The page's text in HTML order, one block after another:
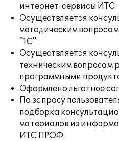
интернет-сервисы ИТС
Осуществляется
методическим
"1С"
Осуществляется
техническим вопросам
программными
Оформлено льготное
По запросу
подборка
материалов из
ИТС ПРОФ